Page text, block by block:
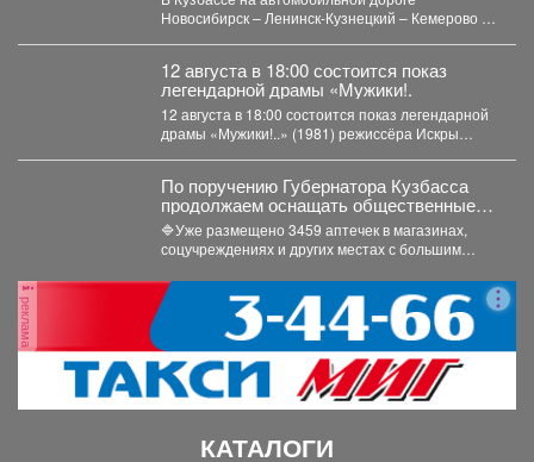
Новосибирск – Ленинск-Кузнецкий – Кемерово –
12 августа в 18:00 состоится показ
легендарной драмы «Мужики!.
12 августа в 18:00 состоится показ легендарной
драмы «Мужики!..» (1981) режиссёра Искры
По поручению Губернатора Кузбасса
продолжаем оснащать общественные
пространства аптечками первой
помощи.
🔷Уже размещено 3459 аптечек в магазинах,
соцучреждениях и других местах с большим
реклама
КАТАЛОГИ